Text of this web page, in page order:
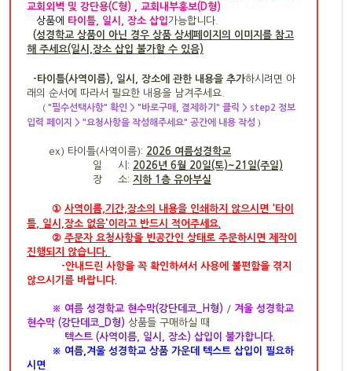
교회외벽 및 강단용(C형) , 교회내부홍보(D형)
상품에 타이틀, 일시, 장소 삽입가능합니다.
(성경학교 상품이 아닌 경우 상품 상세페이지의 이미지를 참고
해 주세요(일시,장소 삽입 불가할 수 있음)
-타이틀(사역이름), 일시, 장소에 관한 내용을 추가하시려면 아
래의 순서에 따라서 필요한 내용을 남겨주세요.
( "필수선택사항" 확인 > "바로구매, 결제하기" 클릭 > step2 정보
입력 페이지 > "요청사항을 작성해주세요" 공간에 내용 작성 )
ex) 타이틀(사역이름): 2026 여름성경학교
일 시: 2026년 6월 20일(토)~21일(주일)
장 소: 지하 1층 유아부실
① 사역이름,기간,장소의 내용을 인쇄하지 않으시면 '타이
틀
일시,장소 없음'이라고 반드시 적어주세요.
② 주문자 요청사항을 빈공간인 상태로 주문하시면 제작이
진행되지 않습니다.
-안내드린 사항을 꼭 확인하셔서 사용에 불편함을 겪지
않으시기를 바랍니다.
※ 여름 성경학교 현수막(강단데코_H형) / 겨울 성경학교
현수막 (강단데코_D형) 상품들 구매하실 때
텍스트 (사역이름, 일시, 장소) 삽입이 불가합니다.
※ 여름,겨울 성경학교 상품 가운데 텍스트 삽입이 필요하
시면